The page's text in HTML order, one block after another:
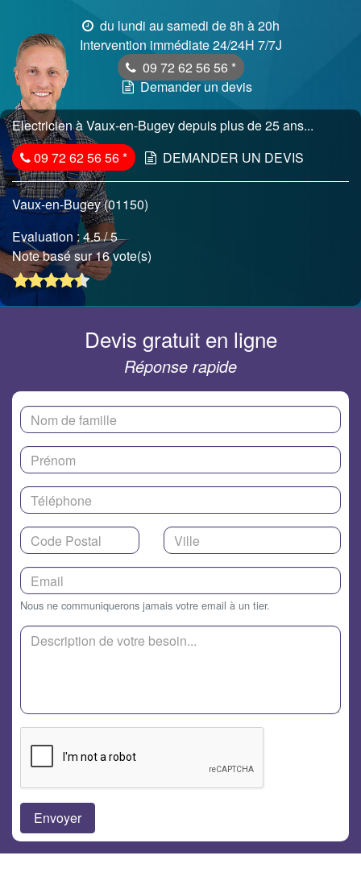
du lundi au samedi de 8h à 20h
Intervention immédiate 24/24H 7/7J
09 72 62 56 56 *
Demander un devis
Electricien à Vaux-en-Bugey depuis plus de 25 ans...
09 72 62 56 56* DEMANDER UN DEVIS
Vaux-en-Bugey (01150)
Evaluation :4.5/ 5
Note basé sur 16 vote(s)
Devis gratuit en ligne
Réponse rapide
Nous ne communiquerons jamais votre email à un tier.